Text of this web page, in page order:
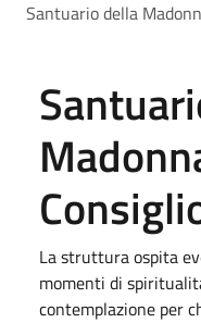
Santuario della
La struttura ospita
momenti di
contemplazione per